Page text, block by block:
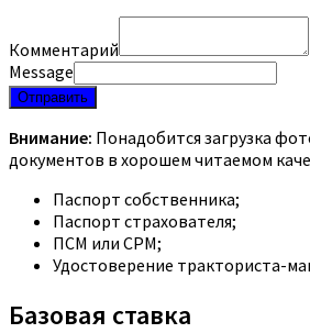
Комментарий
Message
Отправить
Внимание: Понадобится загрузка
документов в хорошем читаемом
Паспорт собственника;
Паспорт страхователя;
ПСМ или СРМ;
Удостоверение тракториста-
Базовая ставка